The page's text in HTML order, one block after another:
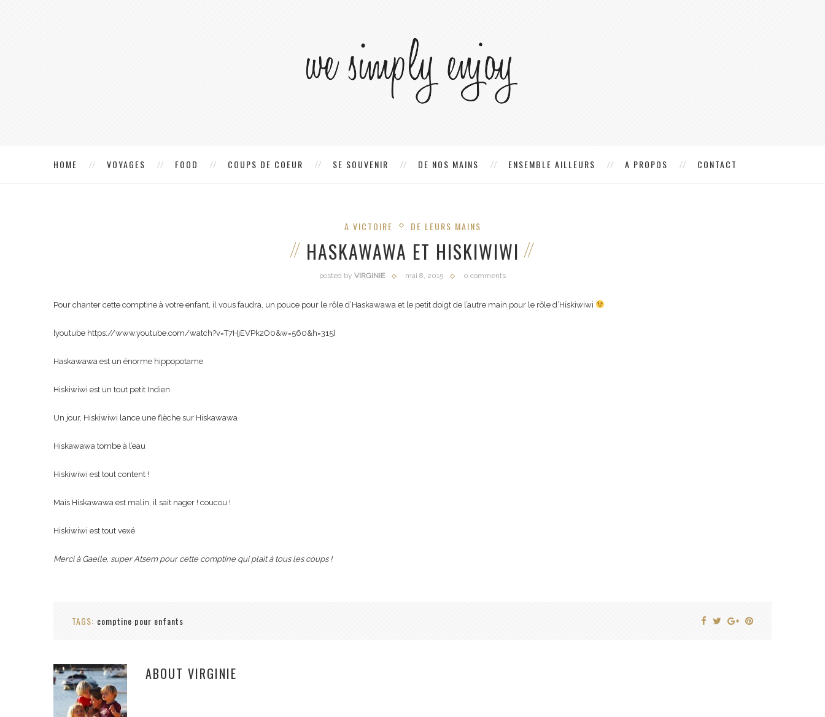
HOME VOYAGES FOOD COUPS DE COEUR SE SOUVENIR DE NOS MAINS ENSEMBLE AILLEURS A PROPOS CONTACT
A VICTOIRE DE LEURS MAINS
HASKAWAWA ET HISKIWIWI
posted by VIRGINIE mai 8, 2015 0 comments
Pour chanter cette comptine à votre enfant, il vous faudra, un pouce pour le rôle d’Haskawawa et le petit doigt de l’autre main pour le rôle d’Hiskiwiwi
[youtube https://www.youtube.com/watch?v=T7HjEVPk2O0&w=560&h=315]
Haskawawa est un énorme hippopotame
Hiskiwiwi est un tout petit Indien
Un jour, Hiskiwiwi lance une flèche sur Hiskawawa
Hiskawawa tombe à l’eau
Hiskiwiwi est tout content !
Mais Hiskawawa est malin, il sait nager ! coucou !
Hiskiwiwi est tout vexé
Merci à Gaelle, super Atsem pour cette comptine qui plait à tous les coups !
TAGS: comptine pour enfants
ABOUT VIRGINIE